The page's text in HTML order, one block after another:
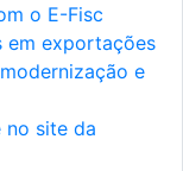
o E-Fisc
em exportações
e
no site da